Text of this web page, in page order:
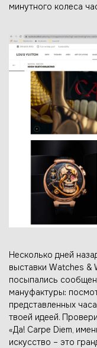
минутного колеса
Несколько дней
выставки Watches &
посыпались
мануфактуры:
представленных
твоей идеей.
«Да! Carpe Diem,
искусство – это